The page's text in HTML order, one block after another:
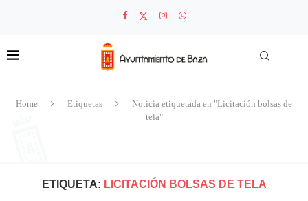
Home Etiquetas
Noticia etiquetada en "Licitación bolsas de
tela"
ETIQUETA: LICITACIÓN BOLSAS DE TELA